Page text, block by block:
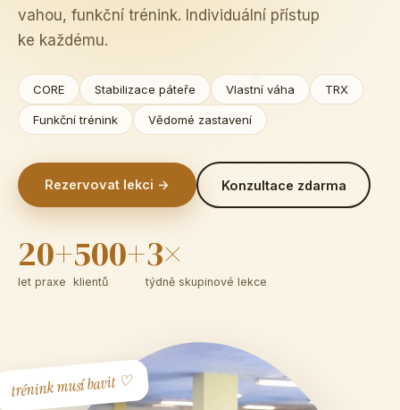
vahou, funkční trénink. Individuální přístup
ke každému.
CORE Stabilizace páteře Vlastní váha TRX
Funkční trénink Vědomé zastavení
Rezervovat lekci → Konzultace zdarma
20+
let praxe
500+
klientů
3×
týdně skupinové lekce
trénink musí bavit ♡